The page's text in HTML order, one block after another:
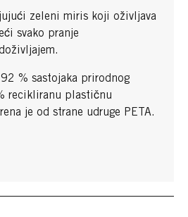
zeleni miris koji oživljava
svako pranje
% sastojaka prirodnog
recikliranu plastičnu
je od strane udruge PETA.​